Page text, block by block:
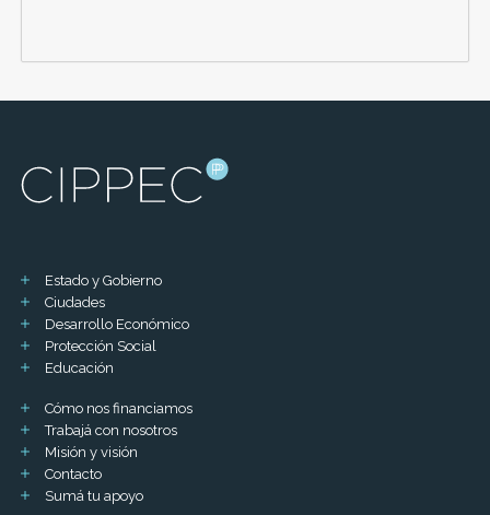
Estado y Gobierno
Ciudades
Desarrollo Económico
Protección Social
Educación
Cómo nos financiamos
Trabajá con nosotros
Misión y visión
Contacto
Sumá tu apoyo